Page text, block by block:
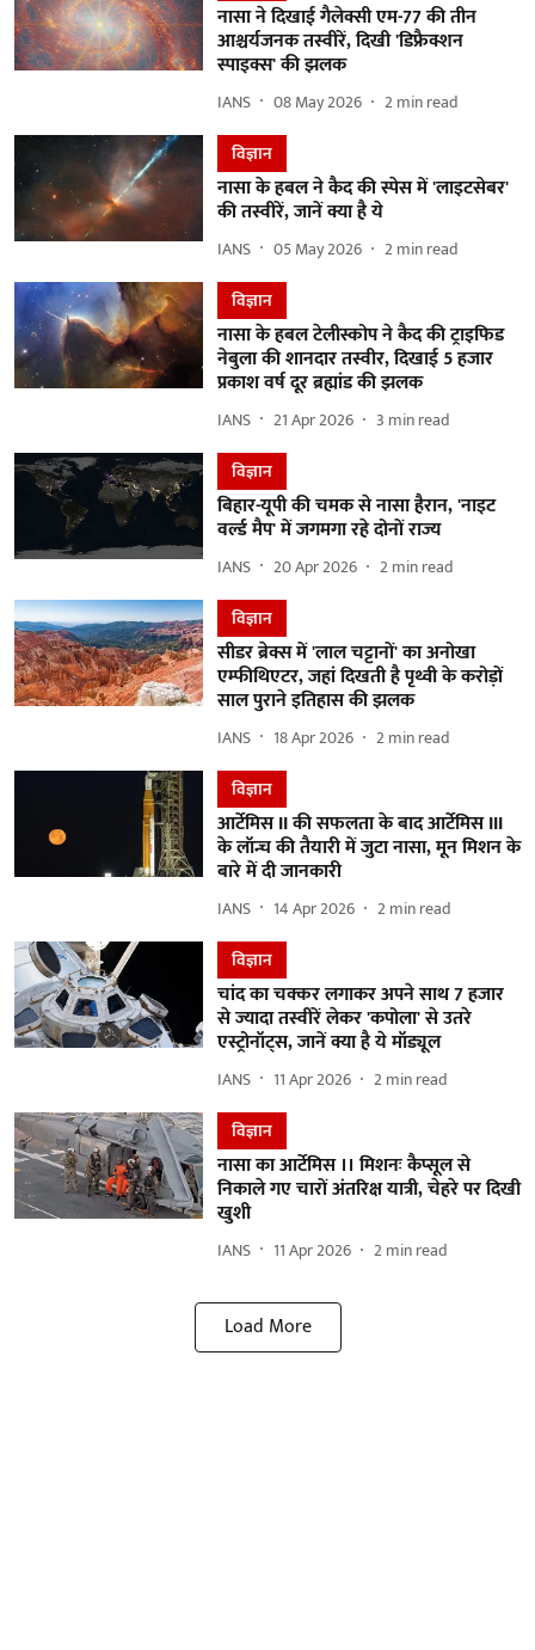
नासा ने दिखाई गैलेक्सी एम-77 की तीन
आश्चर्यजनक तस्वीरें, दिखी 'डिफ्रैक्शन
स्पाइक्स' की झलक
IANS 08 May 2026 2min read
विज्ञान
नासा के हबल ने कैद की स्पेस में 'लाइटसेबर'
की तस्वीरें, जानें क्या है ये
IANS 05 May 2026 2min read
विज्ञान
नासा के हबल टेलीस्कोप ने कैद की ट्राइफिड
नेबुला की शानदार तस्वीर, दिखाई 5 हजार
प्रकाश वर्ष दूर ब्रह्मांड की झलक
IANS 21 Apr 2026 3 min read
विज्ञान
बिहार-यूपी की चमक से नासा हैरान, 'नाइट
वर्ल्ड मैप' में जगमगा रहे दोनों राज्य
IANS 20 Apr 2026 2min read
विज्ञान
सीडर ब्रेक्स में 'लाल चट्टानों' का अनोखा
एम्फीथिएटर, जहां दिखती है पृथ्वी के करोड़ों
साल पुराने इतिहास की झलक
IANS 18 Apr 2026 2min read
विज्ञान
आर्टेमिस II की सफलता के बाद आर्टेमिस III
के लॉन्च की तैयारी में जुटा नासा, मून मिशन के
बारे में दी जानकारी
IANS 14 Apr 2026 2min read
विज्ञान
चांद का चक्कर लगाकर अपने साथ 7 हजार
से ज्यादा तस्वीरें लेकर 'कपोला' से उतरे
एस्ट्रोनॉट्स, जानें क्या है ये मॉड्यूल
IANS 11 Apr 2026 2min read
विज्ञान
नासा का आर्टेमिस ।। मिशनः कैप्सूल से
निकाले गए चारों अंतरिक्ष यात्री, चेहरे पर दिखी
खुशी
IANS 11 Apr 2026 2min read
Load More